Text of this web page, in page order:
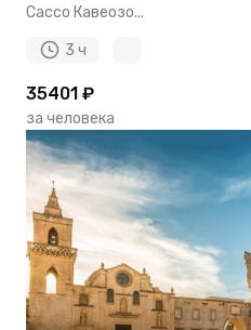
Сассо Кавеозо...
3 ч
35401 ₽
за человека